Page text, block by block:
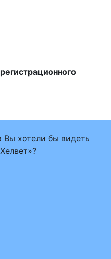
Вы хотели бы видеть